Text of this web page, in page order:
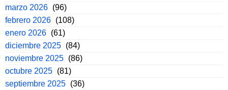
marzo 2026 (96)
febrero 2026 (108)
enero 2026 (61)
diciembre 2025 (84)
noviembre 2025 (86)
octubre 2025 (81)
septiembre 2025 (36)